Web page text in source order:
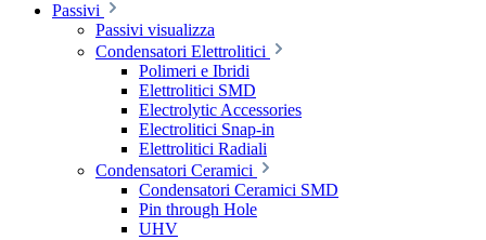
Passivi
Passivi visualizza
Condensatori Elettrolitici
Polimeri e Ibridi
Elettrolitici SMD
Electrolytic Accessories
Electrolitici Snap-in
Elettrolitici Radiali
Condensatori Ceramici
Condensatori Ceramici SMD
Pin through Hole
UHV